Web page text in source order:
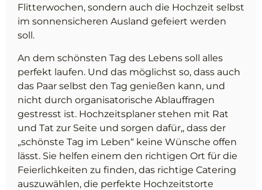
Flitterwochen, sondern auch die Hochzeit selbst
im sonnensicheren Ausland gefeiert werden
soll.
An dem schönsten Tag des Lebens soll alles
perfekt laufen. Und das möglichst so, dass auch
das Paar selbst den Tag genießen kann, und
nicht durch organisatorische Ablauffragen
gestresst ist. Hochzeitsplaner stehen mit Rat
und Tat zur Seite und sorgen dafür,, dass der
„schönste Tag im Leben“ keine Wünsche offen
lässt. Sie helfen einem den richtigen Ort für die
Feierlichkeiten zu finden, das richtige Catering
auszuwählen, die perfekte Hochzeitstorte